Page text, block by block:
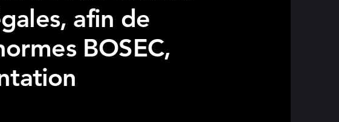
afin de
BOSEC,